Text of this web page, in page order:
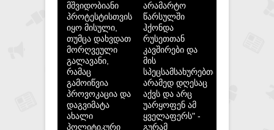
მშვიდობიანი
პროტესტისთვის
იყო მისული,
თუმცა დახვდათ
მორღვეული
გალავანი,
რამაც
გამოიწვია
პროვოკაცია და
დაგვიმატა
ახალი
პოლიტიკური
არამარტო
წარსულში
ჰქონდა
რუსეთთან
კავშირები და
მის
სპეცსამსახურებთან,
არამედ დღესაც
აქვს და არც
უარყოფენ ამ
ყველაფერს" -
გურამ